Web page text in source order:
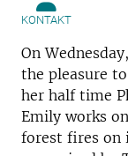
KONTAKT
On
the pleasure
her half time
Emily works
forest fires on